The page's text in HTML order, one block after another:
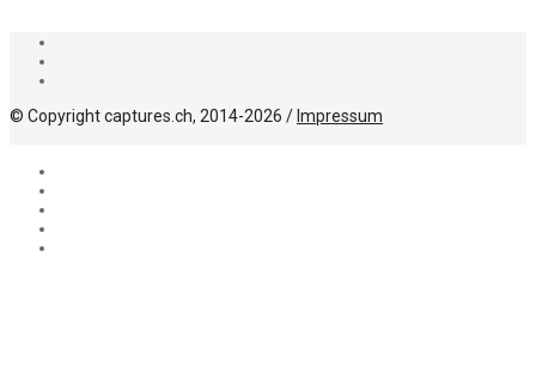
© Copyright captures.ch, 2014-2026 / Impressum